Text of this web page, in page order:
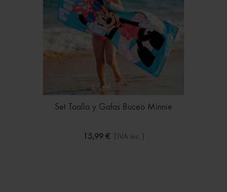
Set Toalla y Gafas Buceo Minnie
15,99 € (IVA inc.)